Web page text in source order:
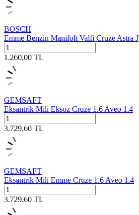
BOSCH
Emme Benzin Manifolt Valfi Cruze Astra J
1.260,00 TL
GEMSAFT
Eksantrik Mili Eksoz Cruze 1.6 Aveo 1.4
3.729,60 TL
GEMSAFT
Eksantrik Mili Emme Cruze 1.6 Aveo 1.4
3.729,60 TL